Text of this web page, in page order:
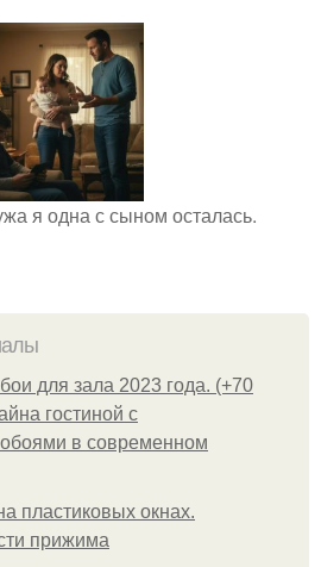
я одна с сыном осталась.
для зала 2023 года. (+70
гостиной с
в современном
пластиковых окнах.
прижима